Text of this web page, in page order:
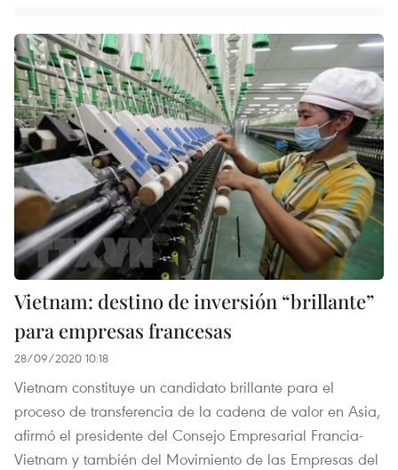
Vietnam: destino de inversión “brillante”
para empresas francesas
28/09/2020 10:18
Vietnam constituye un candidato brillante para el
proceso de transferencia de la cadena de valor en Asia,
afirmó el presidente del Consejo Empresarial Francia-
Vietnam y también del Movimiento de las Empresas del